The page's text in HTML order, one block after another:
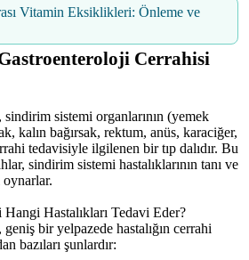
Vitamin Eksiklikleri: Önleme ve
Cerrahisi
sistemi organlarının (yemek
kalın bağırsak, rektum, anüs, karaciğer,
tedavisiyle ilgilenen bir tıp dalıdır. Bu
sindirim sistemi hastalıklarının tanı ve
Hastalıkları Tedavi Eder?
bir yelpazede hastalığın cerrahi
bazıları şunlardır: